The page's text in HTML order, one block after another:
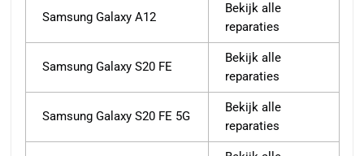
Samsung Galaxy A12
Bekijk alle
reparaties
Samsung Galaxy S20 FE
Bekijk alle
reparaties
Samsung Galaxy S20 FE 5G
Bekijk alle
reparaties